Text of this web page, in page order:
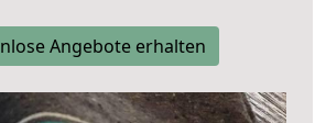
Angebote erhalten